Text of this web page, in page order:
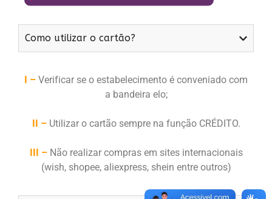
Como utilizar o cartão?
I – Verificar se o estabelecimento é conveniado com
a bandeira elo;
II – Utilizar o cartão sempre na função CRÉDITO.
III –Não realizar compras em sites internacionais
(wish, shopee, aliexpress, shein entre outros)